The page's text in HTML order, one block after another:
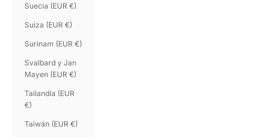
Suecia (EUR €)
Suiza (EUR €)
Surinam (EUR €)
Svalbard y Jan
Mayen (EUR €)
Tailandia (EUR
€)
Taiwán (EUR €)